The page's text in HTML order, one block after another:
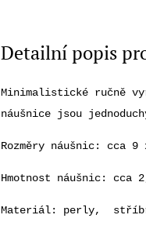
Detailní popis
Minimalistické ručně
náušnice jsou
Rozměry náušnic: cca 9
Hmotnost náušnic: cca
Materiál: perly, stříbro